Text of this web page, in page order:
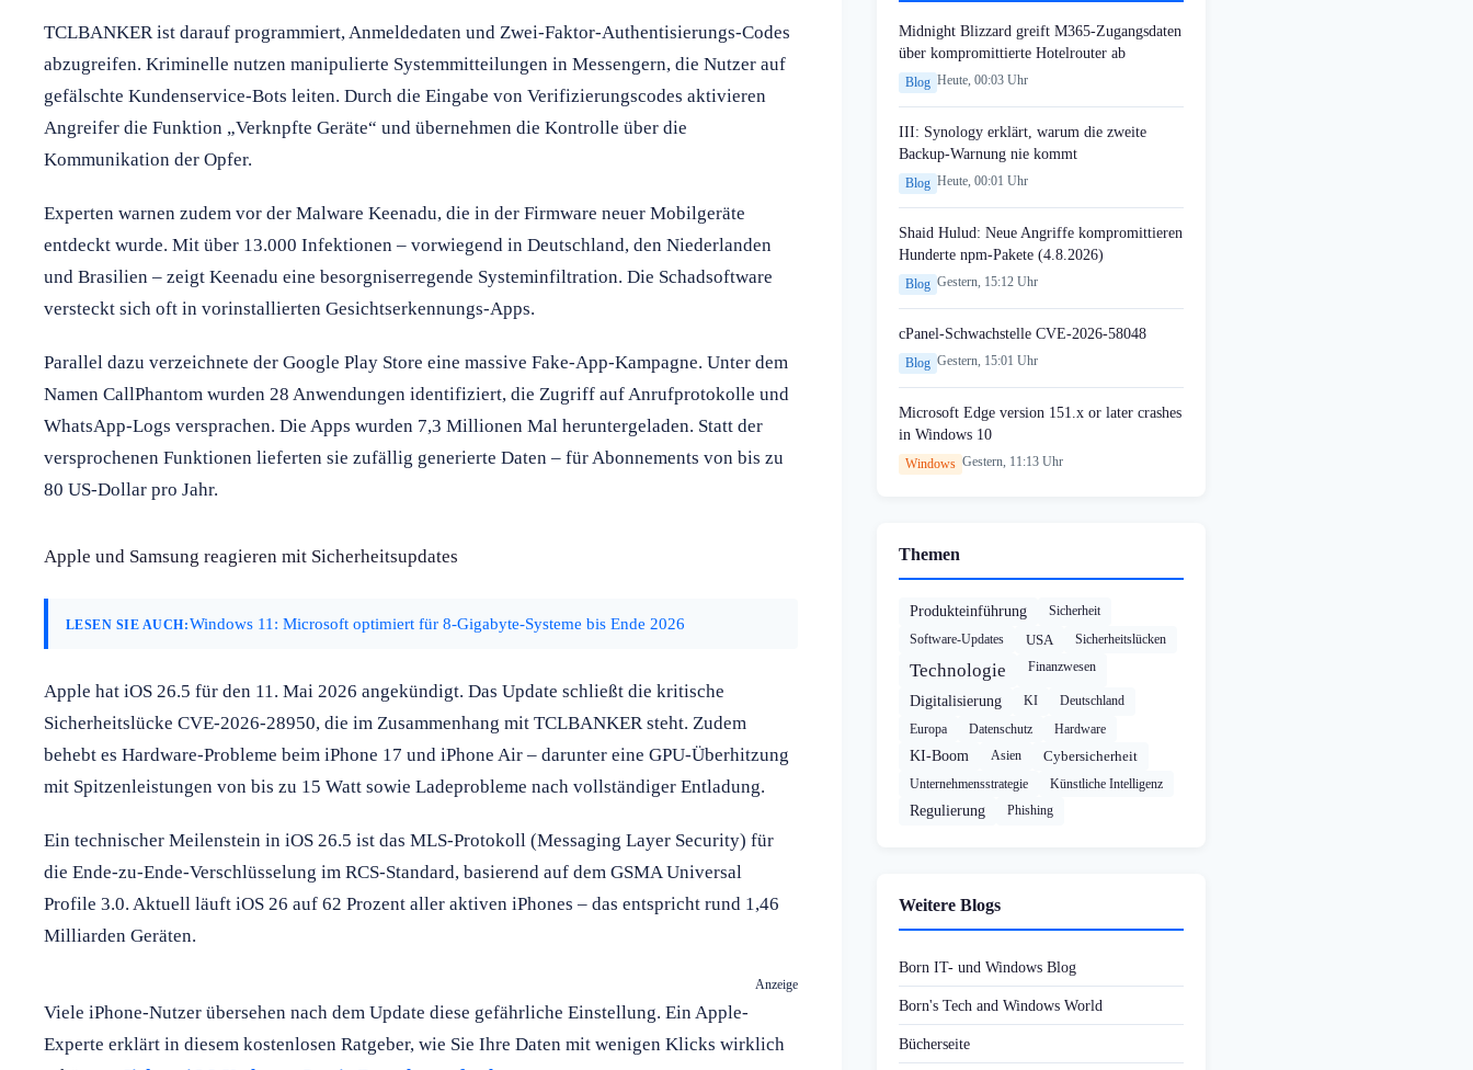
TCLBANKER ist darauf programmiert, Anmeldedaten und Zwei-Faktor-Authentisierungs-Codes
abzugreifen. Kriminelle nutzen manipulierte Systemmitteilungen in Messengern, die Nutzer auf
gefälschte Kundenservice-Bots leiten. Durch die Eingabe von Verifizierungscodes aktivieren
Angreifer die Funktion „Verknpfte Geräte“ und übernehmen die Kontrolle über die
Kommunikation der Opfer.
Experten warnen zudem vor der Malware Keenadu, die in der Firmware neuer Mobilgeräte
entdeckt wurde. Mit über 13.000 Infektionen – vorwiegend in Deutschland, den Niederlanden
und Brasilien – zeigt Keenadu eine besorgniserregende Systeminfiltration. Die Schadsoftware
versteckt sich oft in vorinstallierten Gesichtserkennungs-Apps.
Parallel dazu verzeichnete der Google Play Store eine massive Fake-App-Kampagne. Unter dem
Namen CallPhantom wurden 28 Anwendungen identifiziert, die Zugriff auf Anrufprotokolle und
WhatsApp-Logs versprachen. Die Apps wurden 7,3 Millionen Mal heruntergeladen. Statt der
versprochenen Funktionen lieferten sie zufällig generierte Daten – für Abonnements von bis zu
80 US-Dollar pro Jahr.
Apple und Samsung reagieren mit Sicherheitsupdates
LESEN SIE AUCH:Windows 11: Microsoft optimiert für 8-Gigabyte-Systeme bis Ende 2026
Apple hat iOS 26.5 für den 11. Mai 2026 angekündigt. Das Update schließt die kritische
Sicherheitslücke CVE-2026-28950, die im Zusammenhang mit TCLBANKER steht. Zudem
behebt es Hardware-Probleme beim iPhone 17 und iPhone Air – darunter eine GPU-Überhitzung
mit Spitzenleistungen von bis zu 15 Watt sowie Ladeprobleme nach vollständiger Entladung.
Ein technischer Meilenstein in iOS 26.5 ist das MLS-Protokoll (Messaging Layer Security) für
die Ende-zu-Ende-Verschlüsselung im RCS-Standard, basierend auf dem GSMA Universal
Profile 3.0. Aktuell läuft iOS 26 auf 62 Prozent aller aktiven iPhones – das entspricht rund 1,46
Milliarden Geräten.
Anzeige
Viele iPhone-Nutzer übersehen nach dem Update diese gefährliche Einstellung. Ein Apple-
Experte erklärt in diesem kostenlosen Ratgeber, wie Sie Ihre Daten mit wenigen Klicks wirklich
Midnight Blizzard greift M365-Zugangsdaten
über kompromittierte Hotelrouter ab
Blog Heute, 00:03 Uhr
III: Synology erklärt, warum die zweite
Backup-Warnung nie kommt
Blog Heute, 00:01 Uhr
Shaid Hulud: Neue Angriffe kompromittieren
Hunderte npm-Pakete (4.8.2026)
Blog Gestern, 15:12 Uhr
cPanel-Schwachstelle CVE-2026-58048
Blog Gestern, 15:01 Uhr
Microsoft Edge version 151.x or later crashes
in Windows 10
Windows Gestern, 11:13 Uhr
Themen
Produkteinführung
Sicherheit
Software-Updates
USA Sicherheitslücken
Technologie Finanzwesen
Digitalisierung KI
Deutschland
Europa
Datenschutz Hardware
KI-Boom Asien Cybersicherheit
Unternehmensstrategie Künstliche Intelligenz
Regulierung Phishing
Weitere Blogs
Born IT- und Windows Blog
Born's Tech and Windows World
Bücherseite